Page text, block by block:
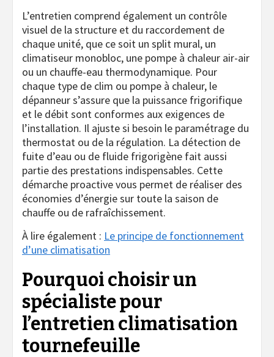
L’entretien comprend également un contrôle
visuel de la structure et du raccordement de
chaque unité, que ce soit un split mural, un
climatiseur monobloc, une pompe à chaleur air-air
ou un chauffe-eau thermodynamique. Pour
chaque type de clim ou pompe à chaleur, le
dépanneur s’assure que la puissance frigorifique
et le débit sont conformes aux exigences de
l’installation. Il ajuste si besoin le paramétrage du
thermostat ou de la régulation. La détection de
fuite d’eau ou de fluide frigorigène fait aussi
partie des prestations indispensables. Cette
démarche proactive vous permet de réaliser des
économies d’énergie sur toute la saison de
chauffe ou de rafraîchissement.
À lire également : Le principe de fonctionnement
d’une climatisation
Pourquoi choisir un
spécialiste pour
l’entretien climatisation
tournefeuille